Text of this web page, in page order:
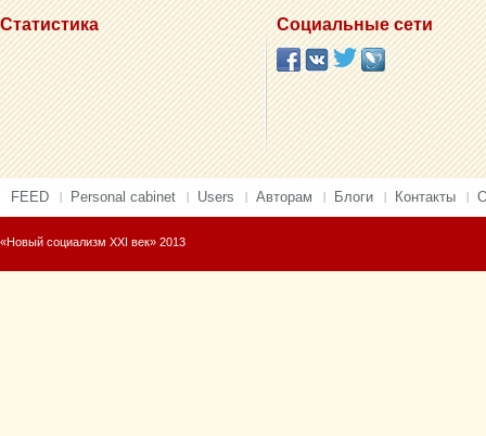
Статистика Социальные сети
FEED Personal cabinet Users Авторам Блоги Контакты
«Новый социализм XXI век» 2013